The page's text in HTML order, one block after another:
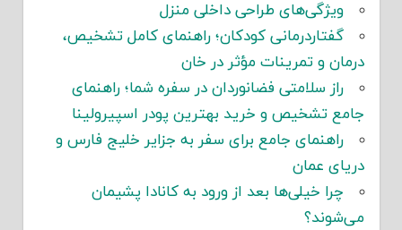
ویژگی‌های طراحی داخلی منزل
گفتاردرمانی کودکان؛ راهنمای کامل تشخیص،
درمان و تمرینات مؤثر در خان
راز سلامتی فضانوردان در سفره شما؛ راهنمای
جامع تشخیص و خرید بهترین پودر اسپیرولینا
راهنمای جامع برای سفر به جزایر خلیج فارس و
دریای عمان
چرا خیلی‌ها بعد از ورود به کانادا پشیمان
می‌شوند؟